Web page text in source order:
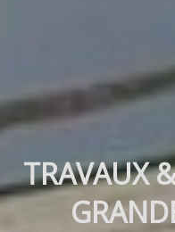
TRAVAUX